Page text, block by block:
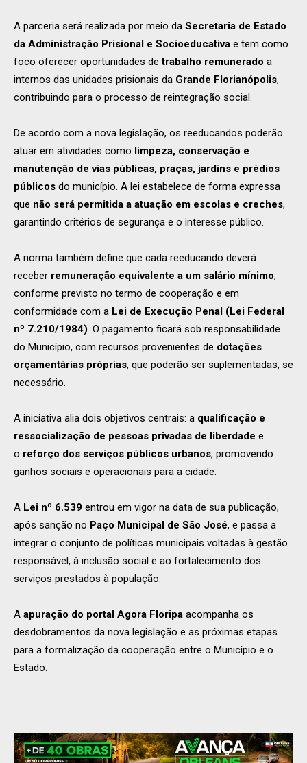
A parceria será realizada por meio da Secretaria de Estado
da Administração Prisional e Socioeducativa e tem como
foco oferecer oportunidades detrabalho remunerado a
internos das unidades prisionais da Grande Florianópolis,
contribuindo para o processo de reintegração social.
De acordo com a nova legislação, os reeducandos poderão
atuar em atividades como limpeza, conservação e
manutenção de vias públicas, praças, jardins e prédios
públicos do município. A lei estabelece de forma expressa
que não será permitida a atuação em escolas e creches,
garantindo critérios de segurança e o interesse público.
A norma também define que cada reeducando deverá
receber remuneração equivalente a um salário mínimo,
conforme previsto no termo de cooperação e em
conformidade com a Lei de Execução Penal (Lei Federal
nº 7.210/1984). O pagamento ficará sob responsabilidade
do Município, com recursos provenientes de dotações
orçamentárias próprias, que poderão ser suplementadas, se
necessário.
A iniciativa alia dois objetivos centrais: a qualificação e
ressocialização de pessoas privadas de liberdade e
o reforço dos serviços públicos urbanos, promovendo
ganhos sociais e operacionais para a cidade.
A Lei nº 6.539 entrou em vigor na data de sua publicação,
após sanção no Paço Municipal de São José, e passa a
integrar o conjunto de políticas municipais voltadas à gestão
responsável, à inclusão social e ao fortalecimento dos
serviços prestados à população.
A apuração do portal Agora Floripa acompanha os
desdobramentos da nova legislação e as próximas etapas
para a formalização da cooperação entre o Município e o
Estado.